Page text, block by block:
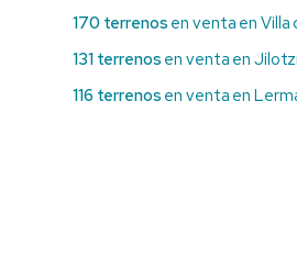
170 terrenos en venta en Villa
131 terrenos en venta en
116 terrenos en venta en